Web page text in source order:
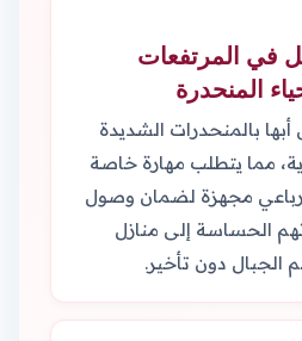
في المرتفعات
المنحدرة
بالمنحدرات الشديدة
مما يتطلب مهارة خاصة
مجهزة لضمان وصول
الحساسة إلى منازل
الجبال دون تأخير.